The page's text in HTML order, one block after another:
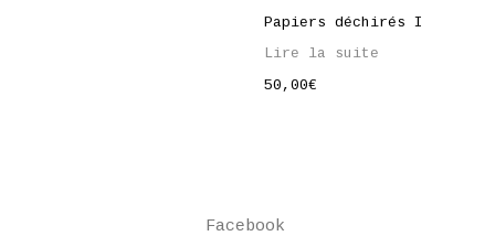
Papiers déchirés I
Lire la suite
50,00€
Facebook